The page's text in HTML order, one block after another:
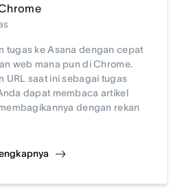
tugas ke Asana dengan cepat
web mana pun di Chrome.
URL saat ini sebagai tugas
dapat membaca artikel
dengan rekan